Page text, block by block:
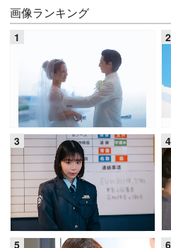
画像ランキング